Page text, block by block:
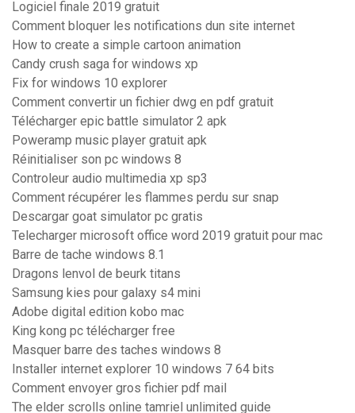
Logiciel finale 2019 gratuit
Comment bloquer les notifications dun site internet
How to create a simple cartoon animation
Candy crush saga for windows xp
Fix for windows 10 explorer
Comment convertir un fichier dwg en pdf gratuit
Télécharger epic battle simulator 2 apk
Poweramp music player gratuit apk
Réinitialiser son pc windows 8
Controleur audio multimedia xp sp3
Comment récupérer les flammes perdu sur snap
Descargar goat simulator pc gratis
Telecharger microsoft office word 2019 gratuit pour mac
Barre de tache windows 8.1
Dragons lenvol de beurk titans
Samsung kies pour galaxy s4 mini
Adobe digital edition kobo mac
King kong pc télécharger free
Masquer barre des taches windows 8
Installer internet explorer 10 windows 7 64 bits
Comment envoyer gros fichier pdf mail
The elder scrolls online tamriel unlimited guide